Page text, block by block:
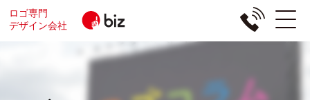
ロゴ専門
デザイン会社